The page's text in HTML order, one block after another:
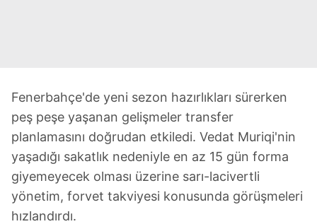
Fenerbahçe'de yeni sezon hazırlıkları sürerken
peş peşe yaşanan gelişmeler transfer
planlamasını doğrudan etkiledi. Vedat Muriqi'nin
yaşadığı sakatlık nedeniyle en az 15 gün forma
giyemeyecek olması üzerine sarı-lacivertli
yönetim, forvet takviyesi konusunda görüşmeleri
hızlandırdı.